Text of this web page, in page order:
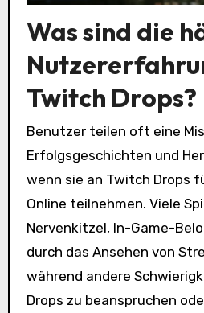
Was sind die
Twitch Drops?
Benutzer teilen oft eine
Erfolgsgeschichten und
wenn sie an Twitch Drops
Online teilnehmen. Viele
Nervenkitzel, In-Game-
durch das Ansehen von
während andere
Drops zu beanspruchen